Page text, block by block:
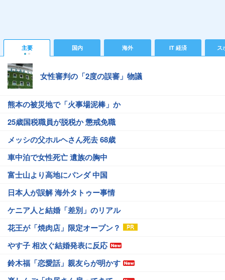
主要 国内 海外 IT 経済 ス
女性審判の「2度の誤審」物議
熊本の被災地で「火事場泥棒」か
25歳国税職員が脱税か 懲戒免職
メッシの父ホルヘさん死去 68歳
車中泊で女性死亡 遺族の胸中
富士山より高地にパンダ 中国
日本人が誤解 海外タトゥー事情
ケニア人と結婚「差別」のリアル
花王が「焼肉店」限定オープン？
やす子 相次ぐ結婚発表に反応
鈴木福「恋愛話」親友らが明かす